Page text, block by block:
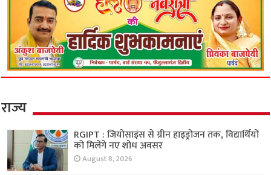
राज्य
RGIPT : जियोसाइंस से ग्रीन हाइड्रोजन तक, विद्यार्थियों
को मिलेंगे नए शोध अवसर
August 8, 2026